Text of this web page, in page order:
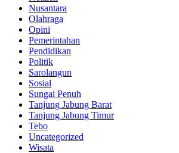
Nusantara
Olahraga
Opini
Pemerintahan
Pendidikan
Politik
Sarolangun
Sosial
Sungai Penuh
Tanjung Jabung Barat
Tanjung Jabung Timur
Tebo
Uncategorized
Wisata